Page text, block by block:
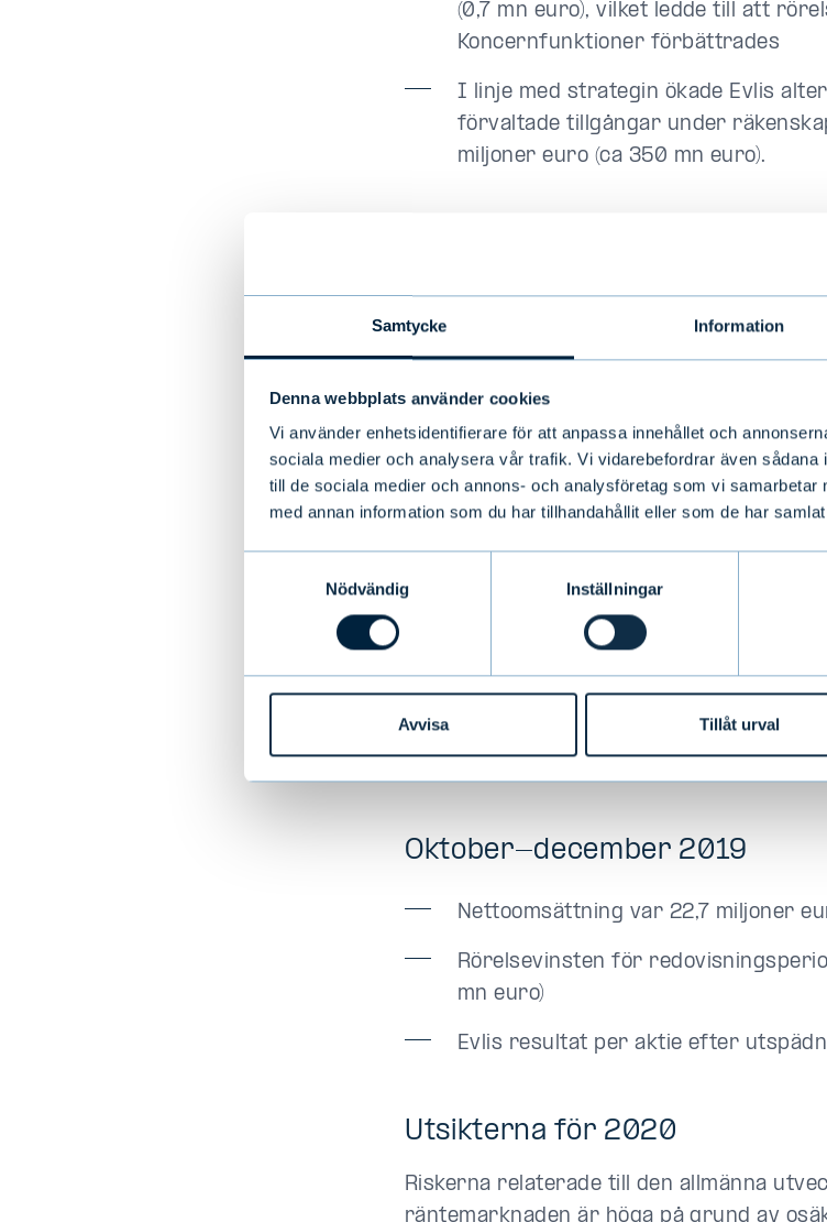
Samtycke Information
Denna webbplats använder cookies
Vi använder enhetsidentifierare för att anpassa innehållet och
sociala medier och analysera vår trafik. Vi vidarebefordrar även
till de sociala medier och annons- och analysföretag som vi
med annan information som du har tillhandahållit eller som de har
Nödvändig
Inställningar
Avvisa Tillåt urval
(0,7 mn euro), vilket ledde till att
Koncernfunktioner förbättrades
I linje med strategin ökade Evlis
förvaltade tillgångar under
miljoner euro (ca 350 mn euro).
Rörelsevinsten var 24,1 miljoner
Vinsten för räkenskapsperioden var
euro). Resultatet för
euro (2,1 mn euro) i andelar i
Evlis resultat per aktie efter
och avkastningen på eget kapital
De förvaltade tillgångarna steg och
rekordartade 14,3 miljarder euro
De återkommande intäkterna i
kostnaderna var 124 procent (113 %)
Dividendförslaget är 0,66 euro per
Oktober-december 2019
Nettoomsättning var 22,7 miljoner
Rörelsevinsten för
mn euro)
Evlis resultat per aktie efter
Utsikterna för 2020
Riskerna relaterade till den allmänna
räntemarknaden är höga på grund av